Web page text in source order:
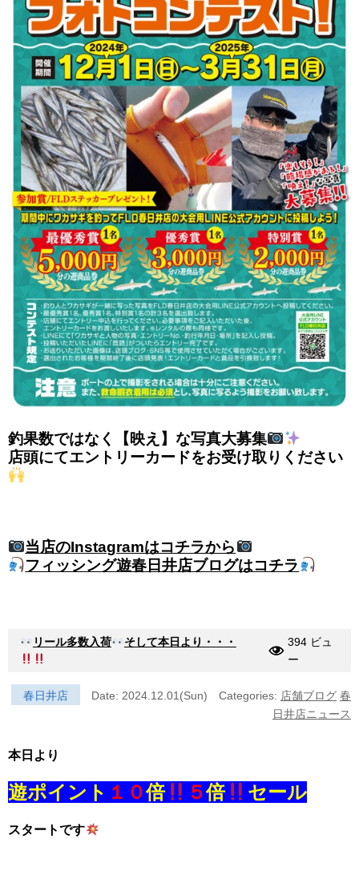
釣果数ではなく【映え】な写真大募集
店頭にてエントリーカードをお受け取りください
当店のInstagramはコチラから
フィッシング遊春日井店ブログはコチラ
リール多数入荷 そして本日より・・・
394 ビュ
ー
春日井店 Date: 2024.12.01(Sun) Categories: 店舗ブログ 春
日井店ニュース
本日より
遊ポイント １０倍 ５倍 セール
スタートです